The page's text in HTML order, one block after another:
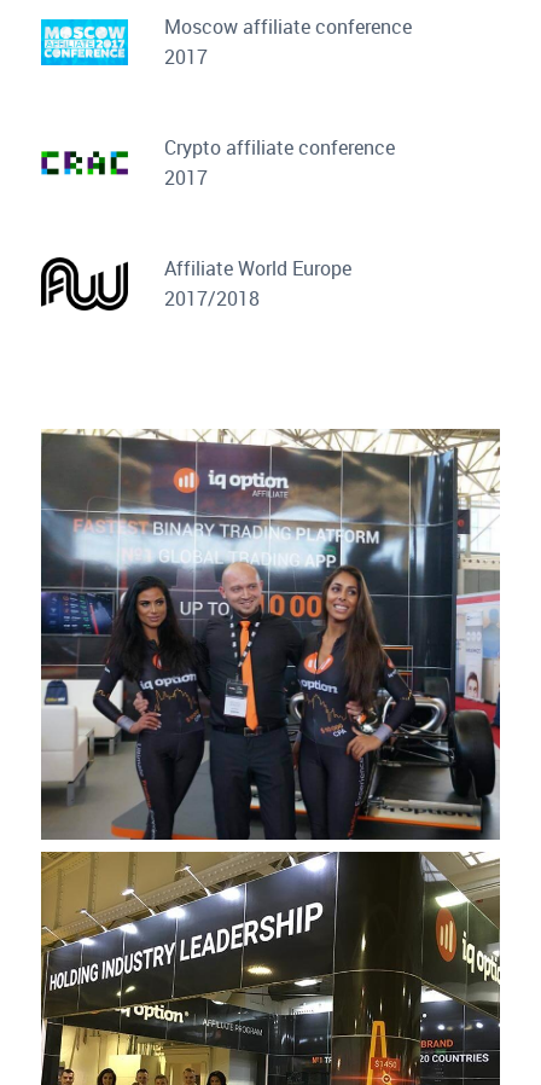
Moscow affiliate conference
2017
Сrypto affiliate conference
2017
Affiliate World Europe
2017/2018